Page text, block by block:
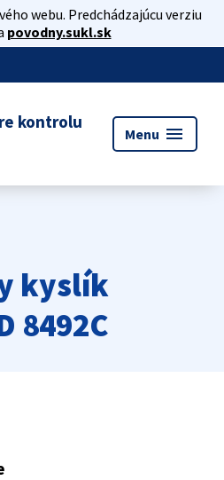
webu. Predchádzajúcu verziu
povodny.sukl.sk
kontrolu
Menu menu
kyslík
8492C